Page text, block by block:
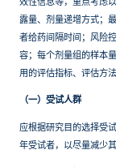
效性信息等，重点考虑
露量、剂量递增方式；
者给药间隔时间；风险
容；每个剂量组的样本
用的评估指标、评估方
（一）受试人群
应根据研究目的选择受
年受试者，以尽量减少